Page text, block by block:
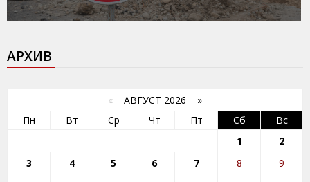
АРХИВ
« АВГУСТ 2026 »
Пн
Вт Ср Чт Пт Сб
Вс
1
2
3
4 5 6 7 8
9